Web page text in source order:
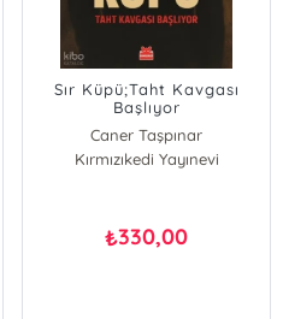
Sır Küpü;Taht Kavgası
Başlıyor
Caner Taşpınar
Kırmızıkedi Yayınevi
₺330,00